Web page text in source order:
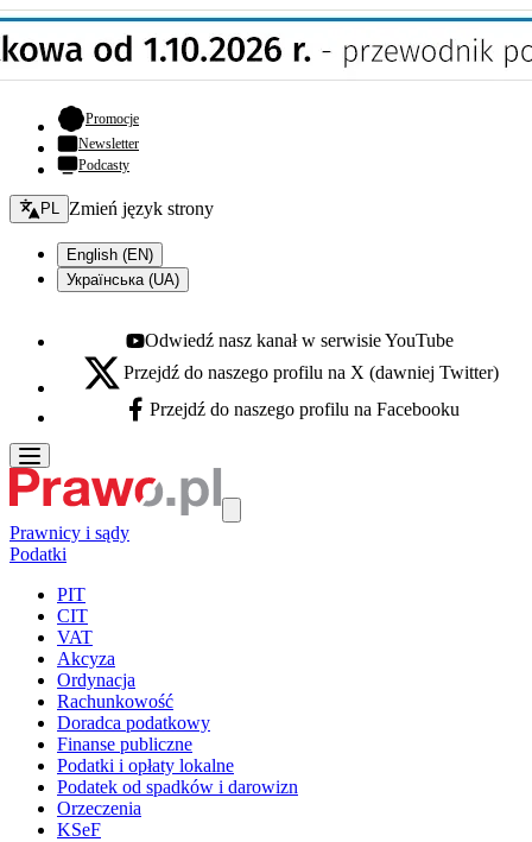
Promocje- otwiera się w nowej karcie
Newsletter
Podcasty
Zmień język - bieżący:
PL Zmień język strony
English (EN)
Українська (UA)
Youtube - otwiera się w nowej karcie
Odwiedź nasz kanał w serwisie YouTube
X - otwiera się w nowej karcie
Przejdź do naszego profilu na X (dawniej Twitter)
Facebook - otwiera się w nowej karcie
Przejdź do naszego profilu na Facebooku
Prawnicy i sądy
Podatki
PIT
CIT
VAT
Akcyza
Ordynacja
Rachunkowość
Doradca podatkowy
Finanse publiczne
Podatki i opłaty lokalne
Podatek od spadków i darowizn
Orzeczenia
KSeF